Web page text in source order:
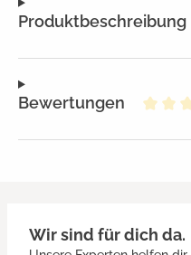
Produktbeschreibung
Bewertungen
Wir sind für dich da.